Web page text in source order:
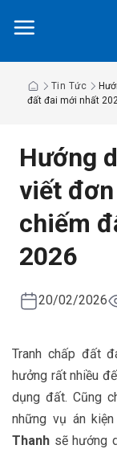
đến
dung
Tin Tức
đất đai mới nhất
Hướng
viết
chiếm
2026
20/02/2026
Tranh chấp đất
hưởng rất nhiều
dụng đất. Cũng
những vụ án
Thanh sẽ hướng